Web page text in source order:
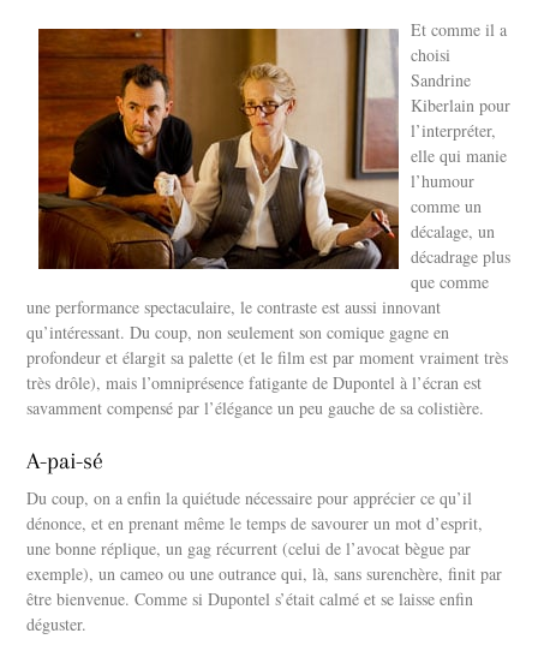
Et comme il a
choisi
Sandrine
Kiberlain pour
l’interpréter,
elle qui manie
l’humour
comme un
décalage, un
décadrage plus
que comme
une performance spectaculaire, le contraste est aussi innovant
qu’intéressant. Du coup, non seulement son comique gagne en
profondeur et élargit sa palette (et le film est par moment vraiment très
très drôle), mais l’omniprésence fatigante de Dupontel à l’écran est
savamment compensé par l’élégance un peu gauche de sa colistière.
A-pai-sé
Du coup, on a enfin la quiétude nécessaire pour apprécier ce qu’il
dénonce, et en prenant même le temps de savourer un mot d’esprit,
une bonne réplique, un gag récurrent (celui de l’avocat bègue par
exemple), un cameo ou une outrance qui, là, sans surenchère, finit par
être bienvenue. Comme si Dupontel s’était calmé et se laisse enfin
déguster.